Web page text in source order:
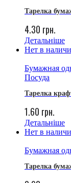
Тарелка
4.30 грн.
Детальніше
Нет в
Бумажная
Посуда
Тарелка
1.60 грн.
Детальніше
Нет в
Бумажная
Тарелка